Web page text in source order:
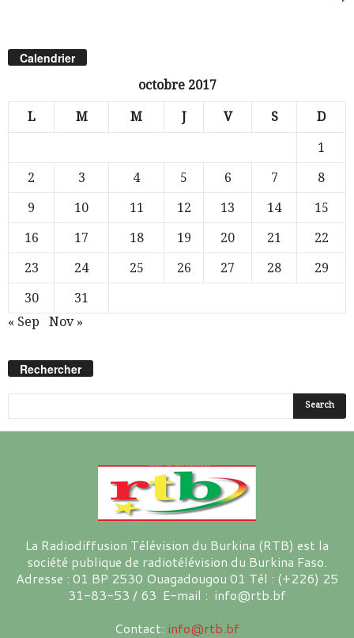
Calendrier
octobre 2017
L M M J V S D
1
2
3 4 5 6 7
8
9
10 11 12 13 14
15
16
17 18 19 20 21
22
23
24 25 26 27 28
29
30
31
« Sep
Nov »
Rechercher
La Radiodiffusion Télévision du Burkina (RTB) est la
société publique de radiotélévision du Burkina Faso.
Adresse : 01 BP 2530 Ouagadougou 01 Tél : (+226) 25
31-83-53 / 63 E-mail : info@rtb.bf
Contact: info@rtb.bf